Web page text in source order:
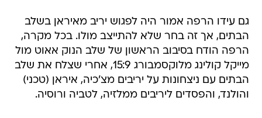
גם עידו הרפה אמור היה לפגוש יריב מאיראן בשלב
הבתים, אך זה בחר שלא להתייצב מולו. בכל מקרה,
הרפה הודח בסיבוב הראשון של שלב הנוק אאוט מול
מייקל קולינג מלוקסמבורג 15:9, אחרי שצלח את שלב
הבתים עם ניצחונות על יריבים מצ'כיה, איראן (טכני)
והולנד, והפסדים ליריבים ממלזיה, לטביה ורוסיה.